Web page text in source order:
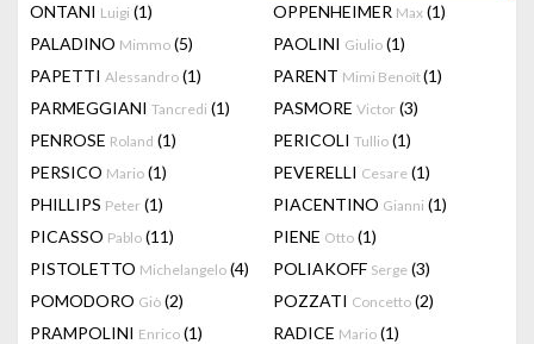
ONTANI Luigi (1) OPPENHEIMER Max (1)
PALADINO Mimmo (5) PAOLINI Giulio (1)
PAPETTI Alessandro (1) PARENT Mimi Benoît(1)
PARMEGGIANI Tancredi (1) PASMORE Victor (3)
PENROSE Roland (1) PERICOLI Tullio (1)
PERSICO Mario (1) PEVERELLI Cesare (1)
PHILLIPS Peter (1) PIACENTINO Gianni (1)
PICASSO Pablo (11) PIENE Otto (1)
PISTOLETTO Michelangelo (4) POLIAKOFF Serge (3)
POMODORO Giò (2) POZZATI Concetto (2)
PRAMPOLINI Enrico (1) RADICE Mario (1)